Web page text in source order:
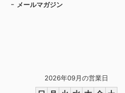
2026年09月の営業日
メールマガジン